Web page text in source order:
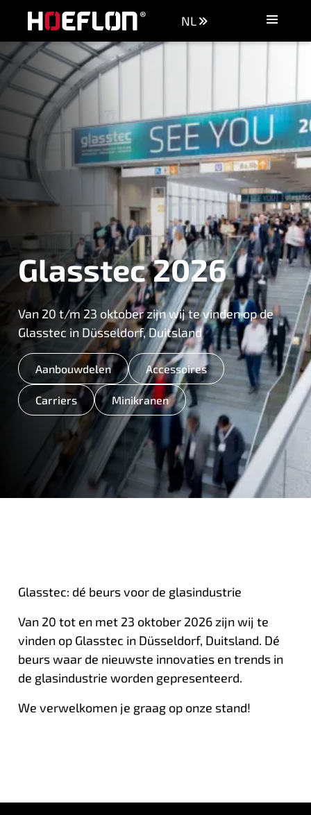
NL
Glasstec 2026
Van 20 t/m 23 oktober zijn wij te vinden op de
Glasstec in Düsseldorf, Duitsland
Aanbouwdelen Accessoires
Carriers Minikranen
Glasstec: dé beurs voor de glasindustrie
Van 20 tot en met 23 oktober 2026 zijn wij te
vinden op Glasstec in Düsseldorf, Duitsland. Dé
beurs waar de nieuwste innovaties en trends in
de glasindustrie worden gepresenteerd.
We verwelkomen je graag op onze stand!
Machines
Industrieën
Kennisbank
Dealers
Aankoopadvies
Offerte aanvragen